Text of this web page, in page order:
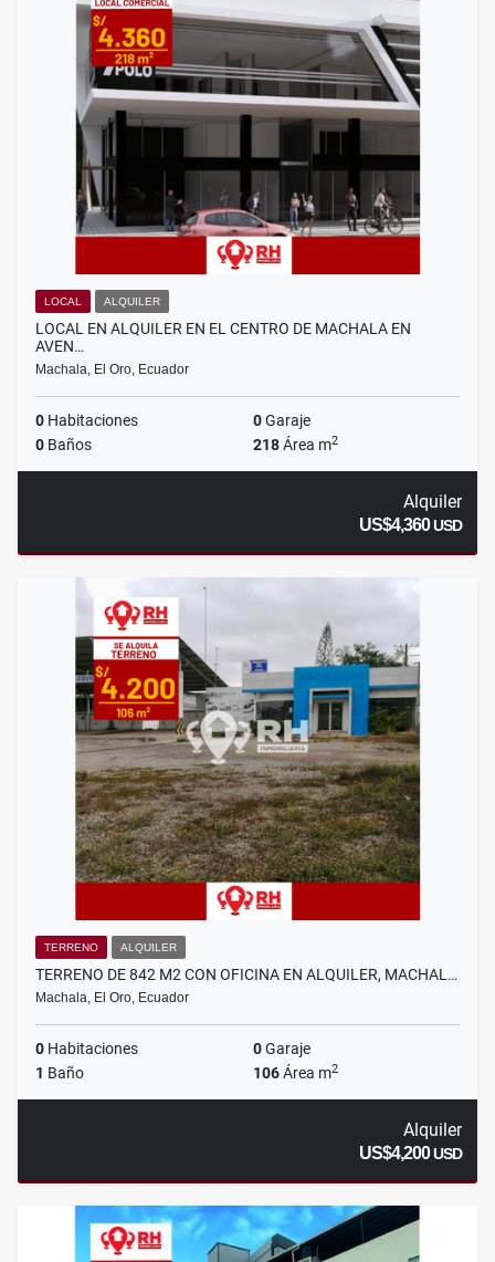
LOCAL ALQUILER
LOCAL EN ALQUILER EN EL CENTRO DE MACHALA EN
AVEN…
Machala, El Oro, Ecuador
0 Habitaciones 0Garaje
0 Baños 218Área m2
Alquiler
US$4,360USD
TERRENO ALQUILER
TERRENO DE 842 M2 CON OFICINA EN ALQUILER, MACHAL…
Machala, El Oro, Ecuador
0 Habitaciones 0Garaje
1 Baño 106Área m2
Alquiler
US$4,200USD